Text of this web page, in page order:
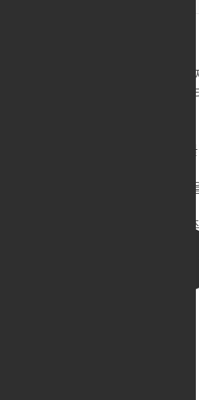
1. 급소타격 트포들 전부
그럼 슬레이어들은 왜 급
2.아덴 off 기능이 생기면
3. 사이클이 애매하면 특성
4. 로아의 마나시스템은